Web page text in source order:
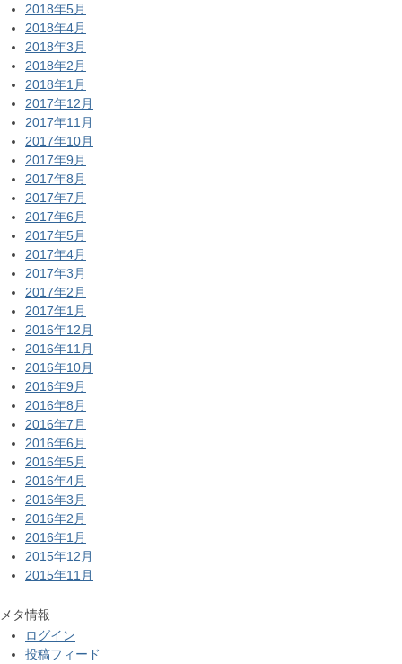
2018年5月
2018年4月
2018年3月
2018年2月
2018年1月
2017年12月
2017年11月
2017年10月
2017年9月
2017年8月
2017年7月
2017年6月
2017年5月
2017年4月
2017年3月
2017年2月
2017年1月
2016年12月
2016年11月
2016年10月
2016年9月
2016年8月
2016年7月
2016年6月
2016年5月
2016年4月
2016年3月
2016年2月
2016年1月
2015年12月
2015年11月
メタ情報
ログイン
投稿フィード